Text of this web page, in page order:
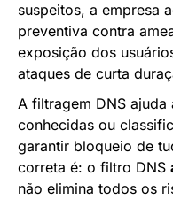
suspeitos, a empresa
preventiva contra
exposição dos
ataques de curta
A filtragem DNS ajuda
conhecidas ou
garantir bloqueio de
correta é: o filtro DNS
não elimina todos os